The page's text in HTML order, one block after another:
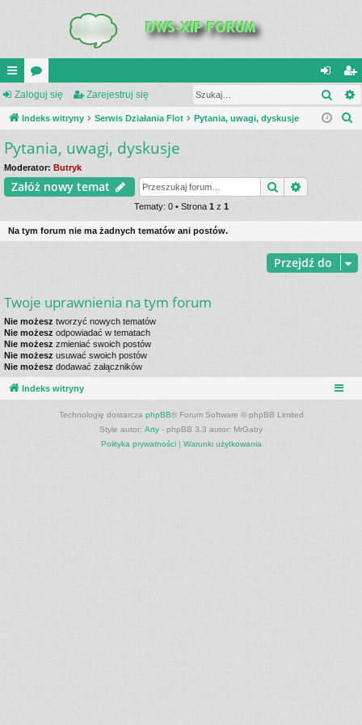
UI
C
K
_L
IN
S
or
a
al
og
ar
ej
ę
Zaloguj się Zarejestruj się
Indeks witryny Serwis Działania Flot Pytania, uwagi, dyskusje
Pytania, uwagi, dyskusje
Moderator: Butryk
Załóż nowy temat Szukaj
Tematy: 0 • Strona 1 z 1
Na tym forum nie ma żadnych tematów ani postów.
Przejdź do
Twoje uprawnienia na tym forum
Nie możesz tworzyć nowych tematów
Nie możesz odpowiadać w tematach
Nie możesz zmieniać swoich postów
Nie możesz usuwać swoich postów
Nie możesz dodawać załączników
Indeks witryny
Technologię dostarcza phpBB® Forum Software © phpBB Limited
Style autor: Arty - phpBB 3.3 autor: MrGaby
Polityka prywatności| Warunki użytkowania